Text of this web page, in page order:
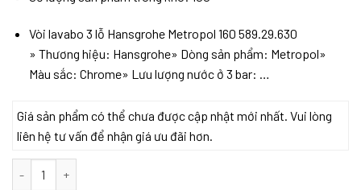
Vòi lavabo 3 lỗ Hansgrohe Metropol 160 589.29.630
» Thương hiệu: Hansgrohe» Dòng sản phẩm: Metropol»
Màu sắc: Chrome» Lưu lượng nước ở 3 bar: …
Giá sản phẩm có thể chưa được cập nhật mới nhất. Vui lòng
liên hệ tư vấn để nhận giá ưu đãi hơn.